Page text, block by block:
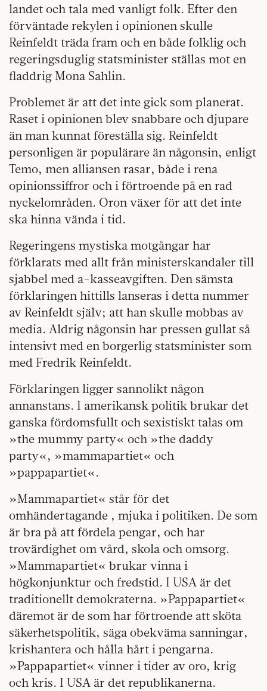
landet och tala med vanligt folk. Efter den
förväntade rekylen i opinionen skulle
Reinfeldt träda fram och en både folklig och
regeringsduglig statsminister ställas mot en
fladdrig Mona Sahlin.
Problemet är att det inte gick som planerat.
Raset i opinionen blev snabbare och djupare
än man kunnat föreställa sig. Reinfeldt
personligen är populärare än någonsin, enligt
Temo, men alliansen rasar, både i rena
opinionssiffror och i förtroende på en rad
nyckelområden. Oron växer för att det inte
ska hinna vända i tid.
Regeringens mystiska motgångar har
förklarats med allt från ministerskandaler till
sjabbel med a-kasseavgiften. Den sämsta
förklaringen hittills lanseras i detta nummer
av Reinfeldt själv; att han skulle mobbas av
media. Aldrig någonsin har pressen gullat så
intensivt med en borgerlig statsminister som
med Fredrik Reinfeldt.
Förklaringen ligger sannolikt någon
annanstans. I amerikansk politik brukar det
ganska fördomsfullt och sexistiskt talas om
»the mummy party« och »the daddy
party«, »mammapartiet« och
»pappapartiet«.
»Mammapartiet« står för det
omhändertagande , mjuka i politiken. De som
är bra på att fördela pengar, och har
trovärdighet om vård, skola och omsorg.
»Mammapartiet« brukar vinna i
högkonjunktur och fredstid. I USA är det
traditionellt demokraterna. »Pappapartiet«
däremot är de som har förtroende att sköta
säkerhetspolitik, säga obekväma sanningar,
krishantera och hålla hårt i pengarna.
»Pappapartiet« vinner i tider av oro, krig
och kris. I USA är det republikanerna.